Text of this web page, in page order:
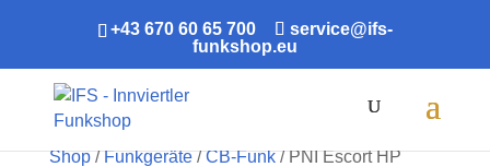
+43 670 60 65 700
service@ifs-
funkshop.eu
Shop/Funkgeräte/CB-Funk/ PNI Escort HP